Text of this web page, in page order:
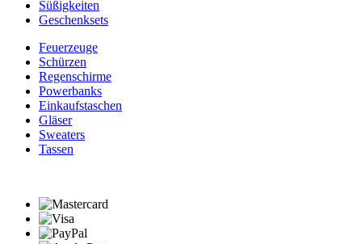
Süßigkeiten
Geschenksets
Feuerzeuge
Schürzen
Regenschirme
Powerbanks
Einkaufstaschen
Gläser
Sweaters
Tassen